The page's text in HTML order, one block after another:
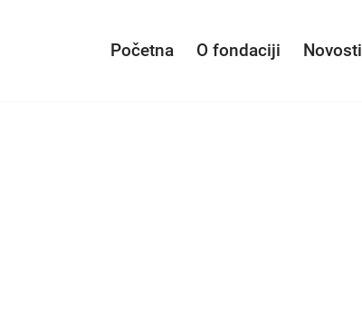
Početna O fondaciji Novosti